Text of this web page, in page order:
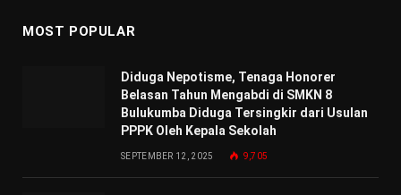
MOST POPULAR
Diduga Nepotisme, Tenaga Honorer
Belasan Tahun Mengabdi di SMKN 8
Bulukumba Diduga Tersingkir dari Usulan
PPPK Oleh Kepala Sekolah
SEPTEMBER 12, 2025 9,705